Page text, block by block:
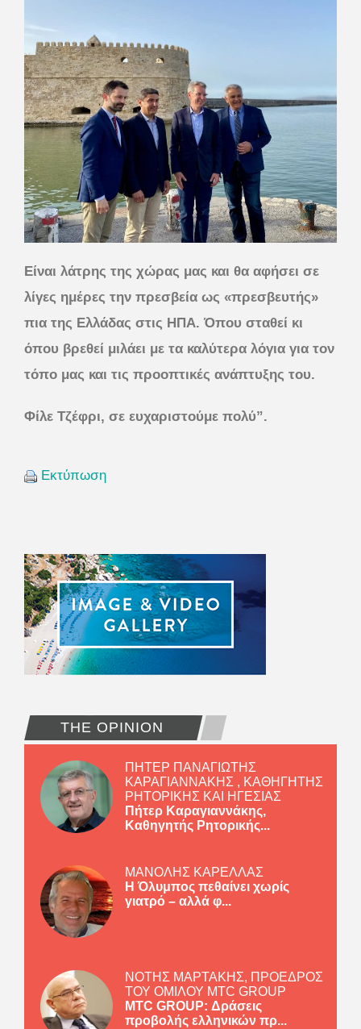
Είναι λάτρης της χώρας μας και θα αφήσει σε
λίγες ημέρες την πρεσβεία ως «πρεσβευτής»
πια της Ελλάδας στις ΗΠΑ. Όπου σταθεί κι
όπου βρεθεί μιλάει με τα καλύτερα λόγια για τον
τόπο μας και τις προοπτικές ανάπτυξης του.
Φίλε Τζέφρι, σε ευχαριστούμε πολύ”.
Εκτύπωση
THE OPINION
ΠΗΤΕΡ ΠΑΝΑΓΙΩΤΗΣ
ΚΑΡΑΓΙΑΝΝΑΚΗΣ , ΚΑΘΗΓΗΤΗΣ
ΡΗΤΟΡΙΚΗΣ ΚΑΙ ΗΓΕΣΙΑΣ
Πήτερ Καραγιαννάκης,
Καθηγητής Ρητορικής...
ΜΑΝΟΛΗΣ ΚΑΡΕΛΛΑΣ
Η Όλυμπος πεθαίνει χωρίς
γιατρό – αλλά φ...
ΝΟΤΗΣ ΜΑΡΤΑΚΗΣ, ΠΡΟΕΔΡΟΣ
ΤΟΥ ΟΜΙΛΟΥ MTC GROUP
MTC GROUP: Δράσεις
προβολής ελληνικών πρ...